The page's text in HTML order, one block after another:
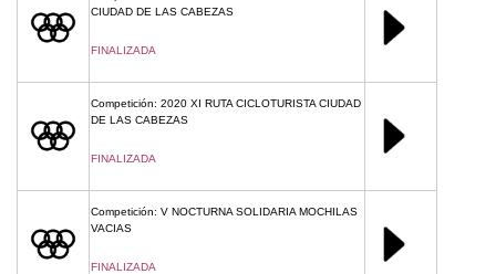
CIUDAD DE LAS CABEZAS
FINALIZADA
Competición: 2020 XI RUTA CICLOTURISTA CIUDAD
DE LAS CABEZAS
FINALIZADA
Competición: V NOCTURNA SOLIDARIA MOCHILAS
VACIAS
FINALIZADA